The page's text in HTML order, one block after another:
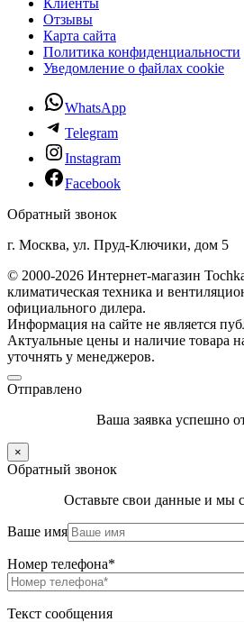
Отзывы
Карта сайта
Политика конфиденциальности
Уведомление о файлах cookie
WhatsApp
Telegram
Instagram
Facebook
Обратный звонок
г. Москва, ул. Пруд-Ключики, дом 5
© 2000-2026 Интернет-магазин
климатическая техника и
официального дилера.
Информация на сайте не является
Актуальные цены и наличие товара
уточнять у менеджеров.
Отправлено
Ваша заявка успешно
×
Обратный звонок
Оставьте свои данные и мы
Ваше имя
Номер телефона*
Текст сообщения